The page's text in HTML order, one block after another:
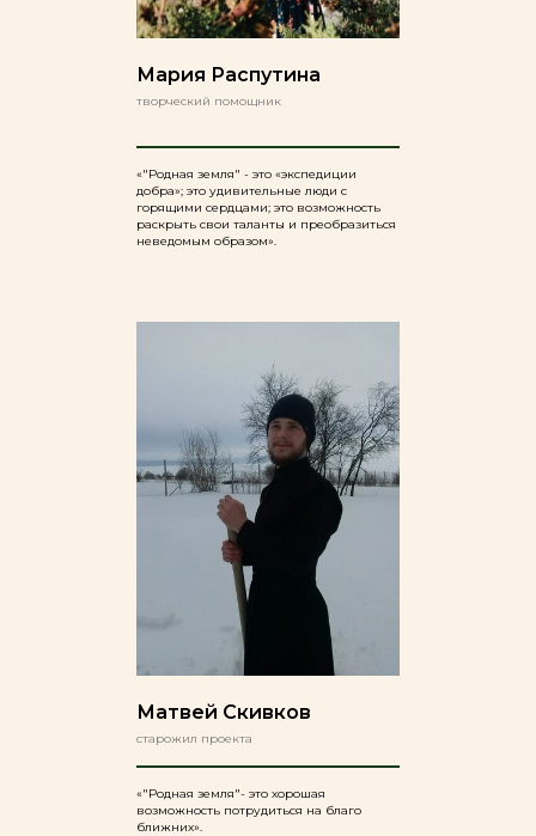
Мария Распутина
творческий помощник
«"Родная земля" - это «экспедиции
добра»; это удивительные люди с
горящими сердцами; это возможность
раскрыть свои таланты и преобразиться
неведомым образом».
Матвей Скивков
старожил проекта
«"Родная земля"- это хорошая
возможность потрудиться на благо
ближних».